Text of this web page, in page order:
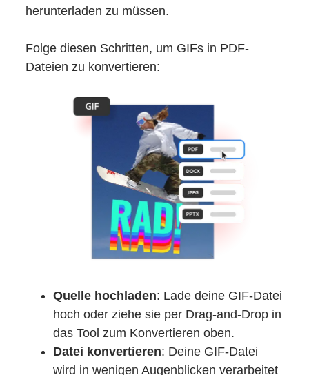
herunterladen zu müssen.
Folge diesen Schritten, um GIFs in PDF-
Dateien zu konvertieren:
Quelle hochladen: Lade deine GIF-Datei
hoch oder ziehe sie per Drag-and-Drop in
das Tool zum Konvertieren oben.
Datei konvertieren: Deine GIF-Datei
wird in wenigen Augenblicken verarbeitet